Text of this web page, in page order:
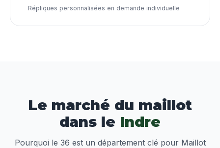
Répliques personnalisées en demande individuelle
Le marché du maillot
dans le Indre
Pourquoi le 36 est un département clé pour Maillot